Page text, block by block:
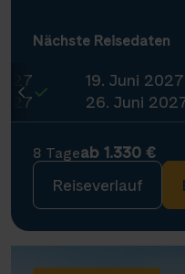
Nächste Reisedaten
19. Juni 2027
26. Juni
8 Tageab 1.330 €
Reiseverlauf